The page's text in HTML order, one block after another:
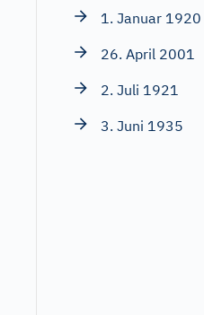
1. Januar 1920
26. April 2001
2. Juli 1921
3. Juni 1935